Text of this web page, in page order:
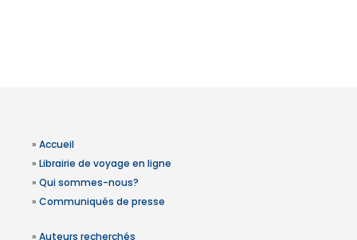
» Accueil
» Librairie de voyage en ligne
» Qui sommes-nous?
» Communiqués de presse
» Auteurs recherchés